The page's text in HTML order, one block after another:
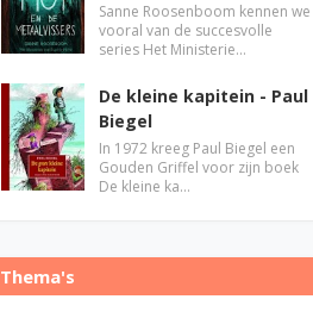
Sanne Roosenboom kennen we
vooral van de succesvolle
series Het Ministerie…
De kleine kapitein - Paul
Biegel
In 1972 kreeg Paul Biegel een
Gouden Griffel voor zijn boek
De kleine ka…
Thema's